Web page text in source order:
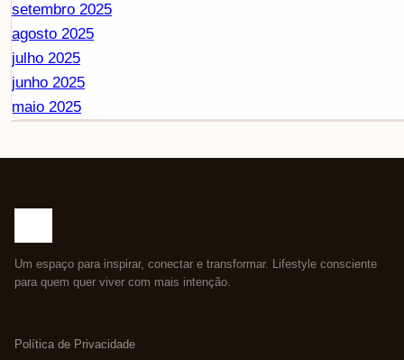
setembro 2025
agosto 2025
julho 2025
junho 2025
maio 2025
Um espaço para inspirar, conectar e transformar. Lifestyle consciente
para quem quer viver com mais intenção.
Política de Privacidade